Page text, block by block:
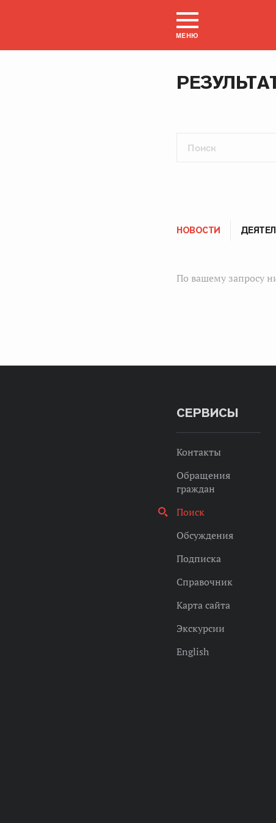
МЕНЮ
НОВОСТИ
По вашему запросу
СЕРВИСЫ
Контакты
Обращения
граждан
Поиск
Обсуждения
Подписка
Справочник
Карта сайта
Экскурсии
English